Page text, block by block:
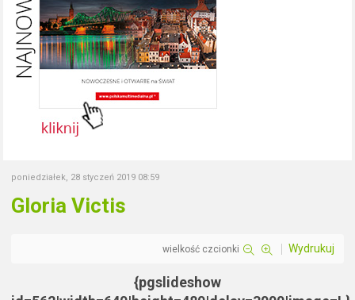
poniedziałek, 28 styczeń 2019 08:59
Gloria Victis
wielkość czcionki Wydrukuj
{pgslideshow